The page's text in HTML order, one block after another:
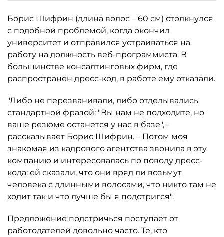
Борис Шифрин (длина волос – 60 см) столкнулся
с подобной проблемой, когда окончил
университет и отправился устраиваться на
работу на должность веб-программиста. В
большинстве консалтинговых фирм, где
распространен дресс-код, в работе ему отказали.
"Либо не перезванивали, либо отделывались
стандартной фразой: "Вы нам не подходите, но
ваше резюме останется у нас в базе", –
рассказывает Борис Шифрин. – Потом моя
знакомая из кадрового агентства звонила в эту
компанию и интересовалась по поводу дресс-
кода: ей сказали, что они вряд ли возьмут
человека с длинными волосами, что никто там не
ходит так и что лучше бы я подстригся".
Предложение подстричься поступает от
работодателей довольно часто. Те, кто